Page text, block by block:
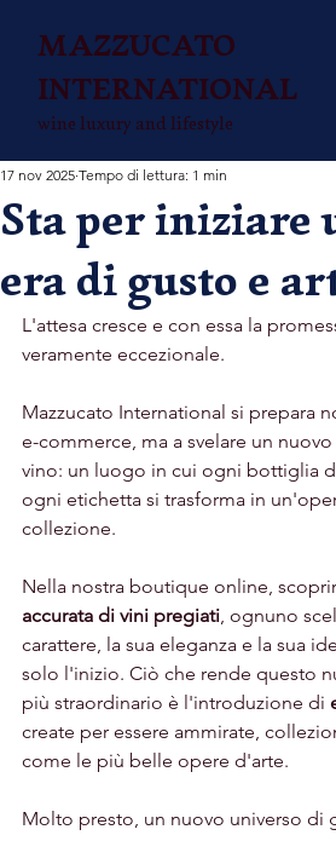
MAZZUCATO
INTERNATIONAL
wine luxury and lifestyle
Sta per iniziare
era di gusto e
17 nov 2025 Tempo di lettura: 1 min
L'attesa cresce e con essa la
veramente eccezionale.
Mazzucato International si prepara
e-commerce, ma a svelare un
vino: un luogo in cui ogni bottiglia
ogni etichetta si trasforma in
collezione.
Nella nostra boutique online,
accurata di vini pregiati, ognuno
carattere, la sua eleganza e la sua
solo l'inizio. Ciò che rende questo
più straordinario è l'introduzione di
create per essere ammirate,
come le più belle opere d'arte.
Molto presto, un nuovo universo di